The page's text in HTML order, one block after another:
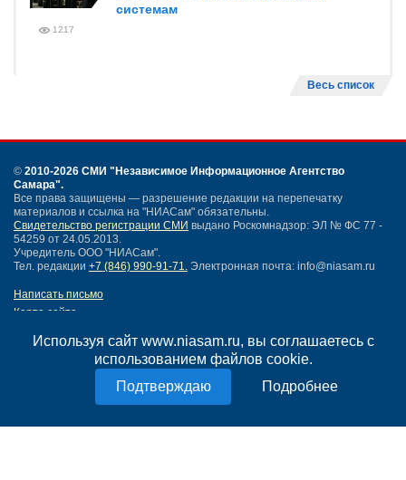
Используя сайт www.niasam.ru, вы соглашаетесь с
использованием файлов cookie.
Подробнее
системам
1217
Весь список
© 2010-2026 СМИ "Независимое Информационное Агентство
Самара".
Все права защищены — разрешение редакции на перепечатку
материалов и ссылка на "НИАСам" обязательны.
Свидетельство регистрации СМИ выдано Роскомнадзор: ЭЛ № ФС 77 -
54259 от 24.05.2013.
Учредитель ООО "НИАСам".
Тел. редакции +7 (846) 990-91-71. Электронная почта: info@niasam.ru
Написать письмо
Карта сайта
Политика конфиденциальности
Согласие на обработку персональных данных